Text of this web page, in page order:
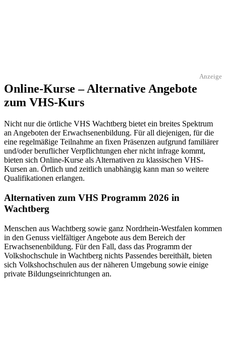
Anzeige
Online-Kurse – Alternative Angebote
zum VHS-Kurs
Nicht nur die örtliche VHS Wachtberg bietet ein breites Spektrum
an Angeboten der Erwachsenenbildung. Für all diejenigen, für die
eine regelmäßige Teilnahme an fixen Präsenzen aufgrund familiärer
und/oder beruflicher Verpflichtungen eher nicht infrage kommt,
bieten sich Online-Kurse als Alternativen zu klassischen VHS-
Kursen an. Örtlich und zeitlich unabhängig kann man so weitere
Qualifikationen erlangen.
Alternativen zum VHS Programm 2026 in
Wachtberg
Menschen aus Wachtberg sowie ganz Nordrhein-Westfalen kommen
in den Genuss vielfältiger Angebote aus dem Bereich der
Erwachsenenbildung. Für den Fall, dass das Programm der
Volkshochschule in Wachtberg nichts Passendes bereithält, bieten
sich Volkshochschulen aus der näheren Umgebung sowie einige
private Bildungseinrichtungen an.